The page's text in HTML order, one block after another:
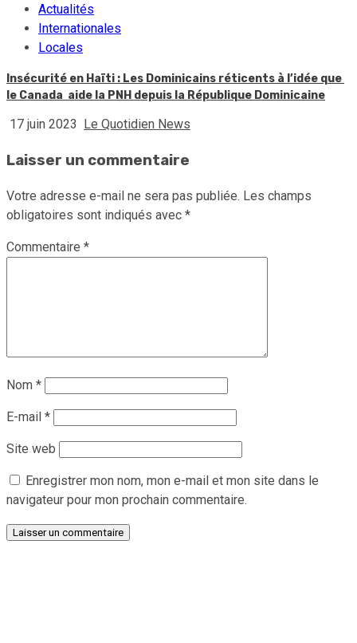
Actualités
Internationales
Locales
Insécurité en Haïti : Les Dominicains réticents à l’idée que
le Canada aide la PNH depuis la République Dominicaine
17 juin 2023 Le Quotidien News
Laisser un commentaire
Votre adresse e-mail ne sera pas publiée. Les champs
obligatoires sont indiqués avec *
Commentaire *
Nom *
E-mail *
Site web
Enregistrer mon nom, mon e-mail et mon site dans le
navigateur pour mon prochain commentaire.